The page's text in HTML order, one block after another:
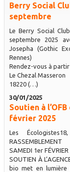
Berry Social
septembre
Le Berry Social
septembre 2025
Josepha (Gothic
Rennes)
Rendez-vous à partir
Le Chezal Masseron
18220 (…)
30/01/2025
Soutien à
février 2025
Les
RASSEMBLEMENT
SAMEDI 1er
SOUTIEN À
bio met en